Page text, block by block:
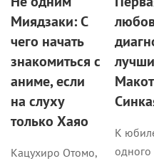
Миядзаки: С
чего начать
знакомиться с
аниме, если
на слуху
только Хаяо
Кацухиро Отомо,
К
одного